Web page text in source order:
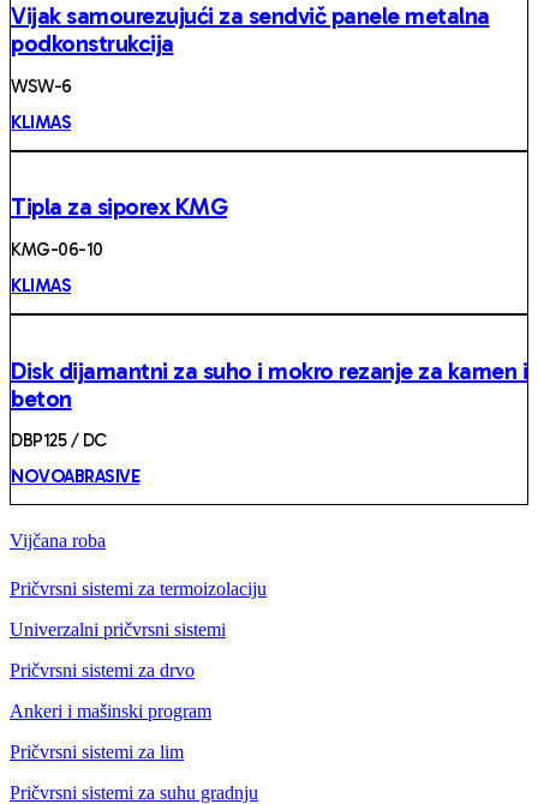
Vijak samourezujući za sendvič panele metalna
podkonstrukcija
WSW-6
KLIMAS
Tipla za siporex KMG
KMG-06-10
KLIMAS
Disk dijamantni za suho i mokro rezanje za kamen i
beton
DBP125 / DC
NOVOABRASIVE
Vijčana roba
Pričvrsni sistemi za termoizolaciju
Univerzalni pričvrsni sistemi
Pričvrsni sistemi za drvo
Ankeri i mašinski program
Pričvrsni sistemi za lim
Pričvrsni sistemi za suhu gradnju